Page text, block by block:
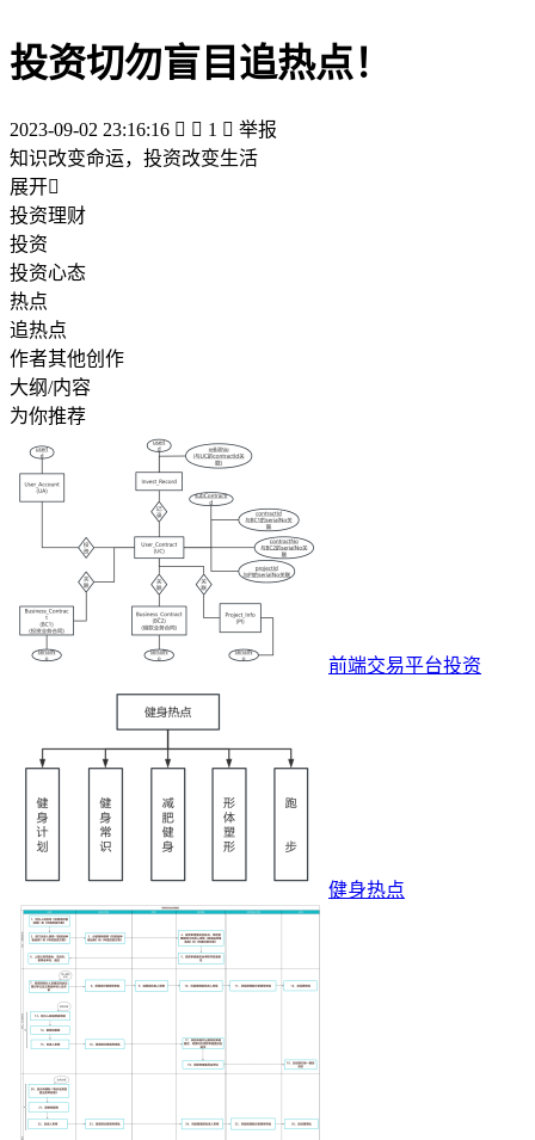
投资切勿盲目追热点！
2023-09-02 23:16:16   1  举报
知识改变命运，投资改变生活
展开
投资理财
投资
投资心态
热点
追热点
作者其他创作
大纲/内容
为你推荐
前端交易平台投资
健身热点